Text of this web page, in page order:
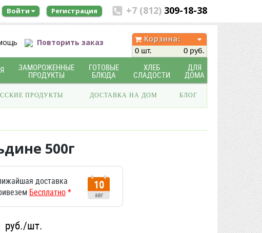
+7 (812) 309-18-38
Войти Регистрация
Повторить заказ
Корзина:
0 шт.
0 руб.
ЗАМОРОЖЕННЫЕ
ПРОДУКТЫ
ГОТОВЫЕ
БЛЮДА
ХЛЕБ
СЛАДОСТИ
ДЛЯ
ДОМА
ПРОДУКТЫ ДОСТАВКА НА ДОМ БЛОГ
500г
доставка
Бесплатно*
10
авг
руб./шт.